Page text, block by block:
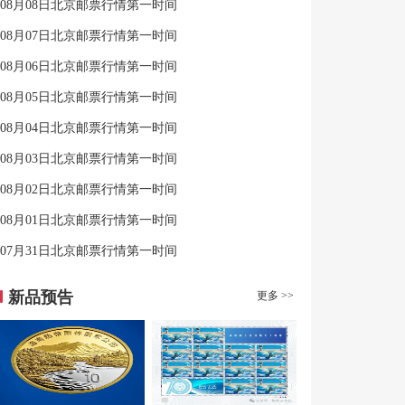
08月08日北京邮票行情第一时间
08月07日北京邮票行情第一时间
08月06日北京邮票行情第一时间
08月05日北京邮票行情第一时间
08月04日北京邮票行情第一时间
08月03日北京邮票行情第一时间
08月02日北京邮票行情第一时间
08月01日北京邮票行情第一时间
07月31日北京邮票行情第一时间
新品预告 更多 >>